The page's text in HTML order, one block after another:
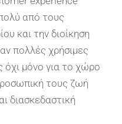
από τους
και την διοίκηση
πολλές χρήσιμες
όχι μόνο για το χώρο
τους ζωή
διασκεδαστική